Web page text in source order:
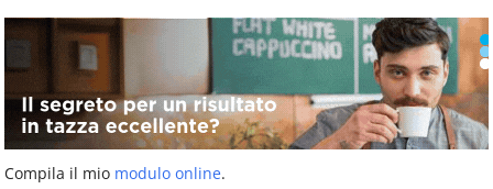
Compila il mio modulo online.